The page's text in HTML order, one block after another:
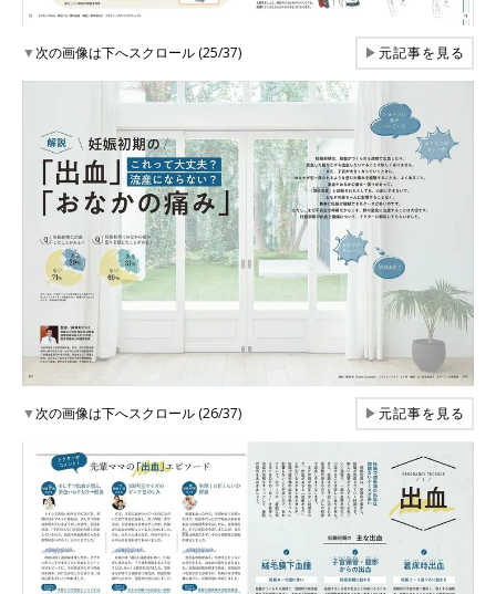
▼次の画像は下へスクロール (25/37) ▶元記事を見る
▼次の画像は下へスクロール (26/37) ▶元記事を見る